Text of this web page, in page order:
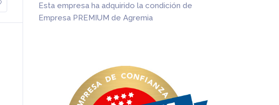
Esta empresa ha adquirido la condición de
Empresa PREMIUM de Agremia